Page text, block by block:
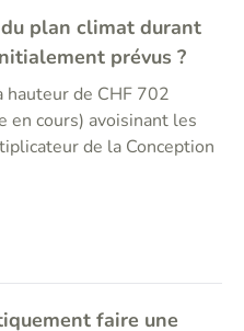
plan climat durant
prévus ?
hauteur de CHF 702
en cours) avoisinant les
de la Conception
faire une